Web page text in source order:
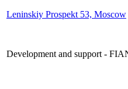
Leninskiy Prospekt 53, Moscow
Development and support -